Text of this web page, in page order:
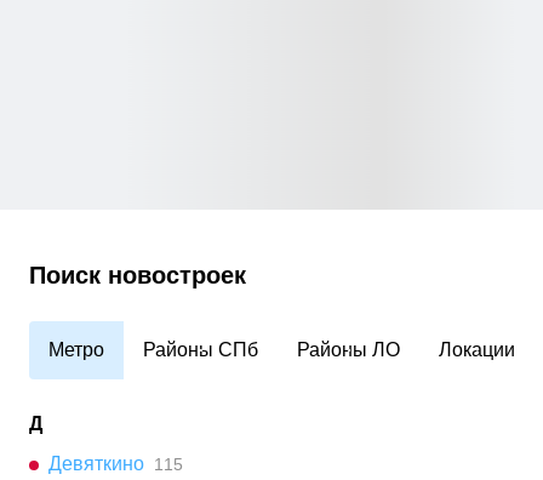
Поиск новостроек
Метро Районы СПб Районы ЛО Локации
Д
Девяткино 115